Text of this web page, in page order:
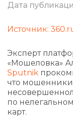
Дата
Источник:
Эксперт
«Мошеловка»
Sputnik
что
по
карт.